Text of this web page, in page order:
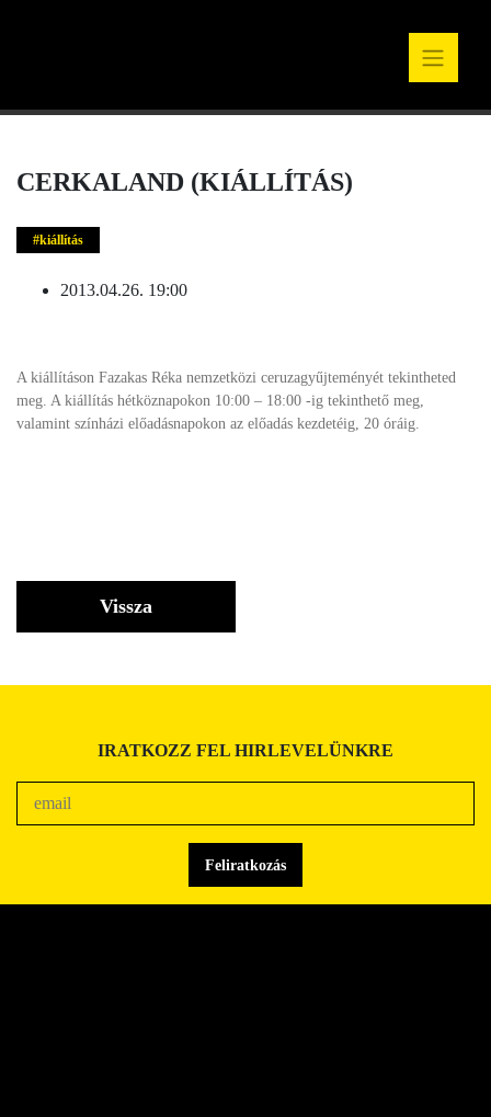
CERKALAND (KIÁLLÍTÁS)
kiállítás
2013.04.26. 19:00
A kiállításon Fazakas Réka nemzetközi ceruzagyűjteményét tekintheted
meg. A kiállítás hétköznapokon 10:00 – 18:00 -ig tekinthető meg,
valamint színházi előadásnapokon az előadás kezdetéig, 20 óráig.
Vissza
IRATKOZZ FEL HIRLEVELÜNKRE